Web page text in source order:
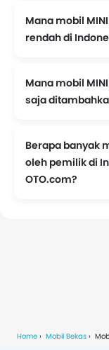
Mana mobil
rendah di
Mana mobil
saja
Berapa banyak
oleh pemilik di
OTO.com?
Home Mobil Bekas